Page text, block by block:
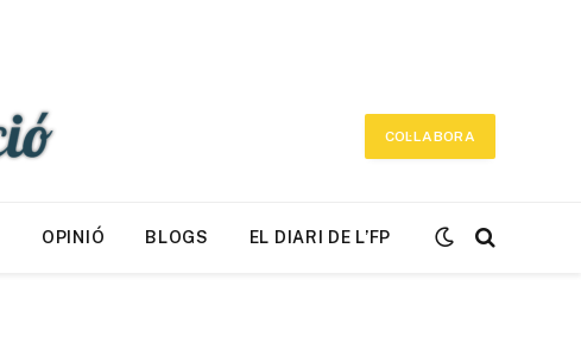
COL·LABORA
OPINIÓ BLOGS EL DIARI DE L’FP